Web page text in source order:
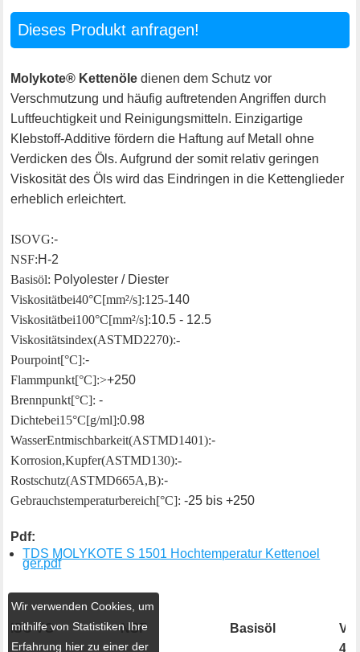
Dieses Produkt anfragen!
Molykote® Kettenöle dienen dem Schutz vor
Verschmutzung und häufig auftretenden Angriffen durch
Luftfeuchtigkeit und Reinigungsmitteln. Einzigartige
Klebstoff-Additive fördern die Haftung auf Metall ohne
Verdicken des Öls. Aufgrund der somit relativ geringen
Viskosität des Öls wird das Eindringen in die Kettenglieder
erheblich erleichtert.
ISO VG:-
NSF:H-2
Basisöl: Polyolester / Diester
Viskosität bei 40°C [mm²/s]: 125 -140
Viskosität bei 100°C [mm²/s]:10.5 - 12.5
Viskositätsindex (ASTM D2270): -
Pourpoint [°C]:-
Flammpunkt [°C]: >+250
Brennpunkt [°C]: -
Dichte bei 15°C [g/ml]:0.98
Wasser Entmischbarkeit (ASTM D1401):-
Korrosion, Kupfer (ASTM D130): -
Rostschutz (ASTM D665 A, B):-
Gebrauchstemperaturbereich [°C]: -25 bis +250
Pdf:
TDS MOLYKOTE S 1501 Hochtemperatur Kettenoel
ger.pdf
ISO VG NSF Basisöl
Wir verwenden Cookies, um
mithilfe von Statistiken Ihre
Erfahrung hier zu einer der